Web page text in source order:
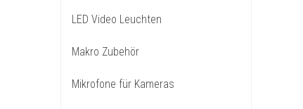
LED Video Leuchten
Makro Zubehör
Mikrofone für Kameras